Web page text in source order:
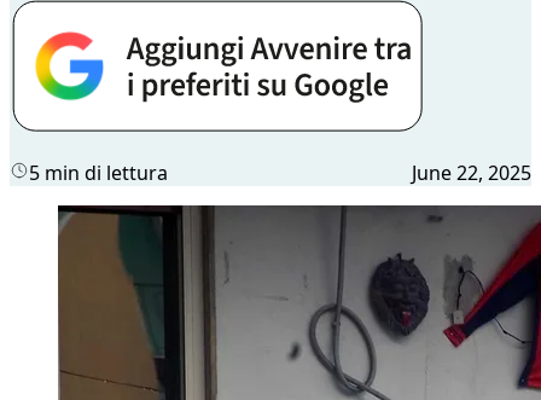
5 min di lettura June 22, 2025